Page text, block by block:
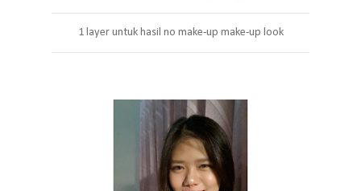
1 layer untuk hasil no make-up make-up look